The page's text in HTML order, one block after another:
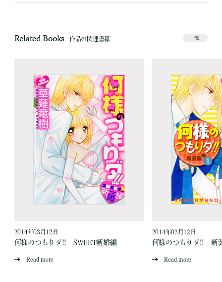
Related Books 作品の関連書籍 一覧
2014年03月12日
何様のつもりダ!! SWEET新婚編
Read more
2014年03月12日
何様のつもりダ!! 新
Read more